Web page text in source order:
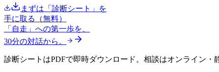
まずは「診断シート」を
手に取る（無料）
「自走」への第一歩を、
30分の対話から。
診断シートはPDFで即時ダウンロード。相談はオンライン・